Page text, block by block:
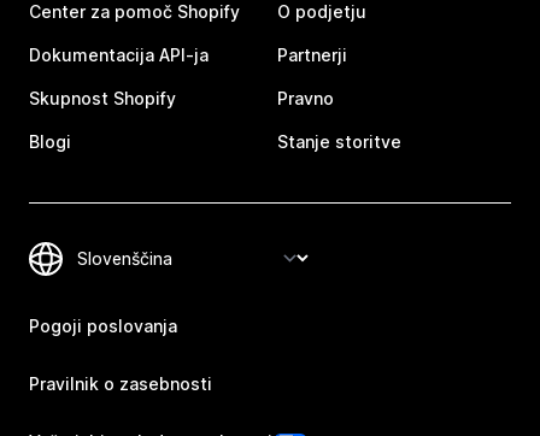
Center za pomoč Shopify
Dokumentacija API-ja
Skupnost Shopify
Blogi
O podjetju
Partnerji
Pravno
Stanje storitve
Pogoji poslovanja
Pravilnik o zasebnosti